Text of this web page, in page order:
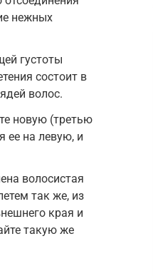
нежных
густоты
состоит в
волос.
новую (третью
ее на левую, и
волосистая
так же, из
края и
такую же